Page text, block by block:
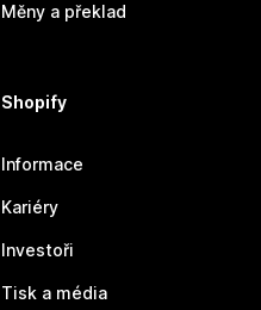
Měny a překlad
Shopify
Informace
Kariéry
Investoři
Tisk a média